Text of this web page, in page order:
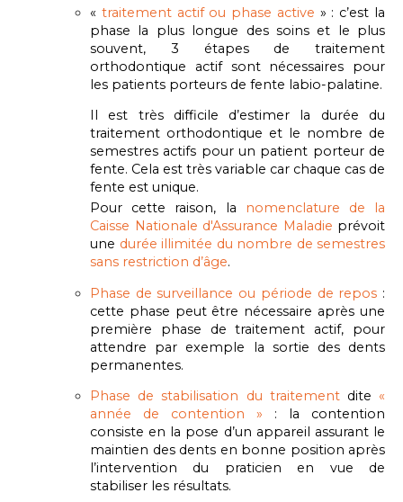
« traitement actif ou phase active » : c’est la
phase la plus longue des soins et le plus
souvent, 3 étapes de traitement
orthodontique actif sont nécessaires pour
les patients porteurs de fente labio-palatine.
Il est très difficile d’estimer la durée du
traitement orthodontique et le nombre de
semestres actifs pour un patient porteur de
fente. Cela est très variable car chaque cas de
fente est unique.
Pour cette raison, la nomenclature de la
Caisse Nationale d'Assurance Maladie prévoit
une durée illimitée du nombre de semestres
sans restriction d’âge.
Phase de surveillance ou période de repos :
cette phase peut être nécessaire après une
première phase de traitement actif, pour
attendre par exemple la sortie des dents
permanentes.
Phase de stabilisation du traitementdite «
année de contention » : la contention
consiste en la pose d’un appareil assurant le
maintien des dents en bonne position après
l’intervention du praticien en vue de
stabiliser les résultats.